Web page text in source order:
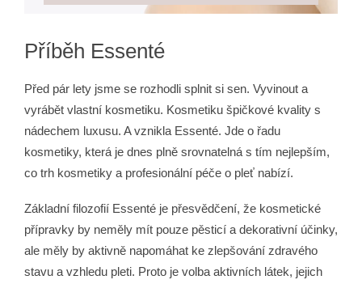
Příběh Essenté
Před pár lety jsme se rozhodli splnit si sen. Vyvinout a
vyrábět vlastní kosmetiku. Kosmetiku špičkové kvality s
nádechem luxusu. A vznikla Essenté. Jde o řadu
kosmetiky, která je dnes plně srovnatelná s tím nejlepším,
co trh kosmetiky a profesionální péče o pleť nabízí.
Základní filozofií Essenté je přesvědčení, že kosmetické
přípravky by neměly mít pouze pěsticí a dekorativní účinky,
ale měly by aktivně napomáhat ke zlepšování zdravého
stavu a vzhledu pleti. Proto je volba aktivních látek, jejich
D
u